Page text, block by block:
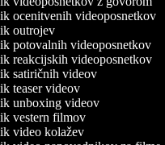
ocenitvenih videoposnetkov
outrojev
potovalnih videoposnetkov
reakcijskih videoposnetkov
satiričnih videov
teaser videov
unboxing videov
vestern filmov
video kolažev